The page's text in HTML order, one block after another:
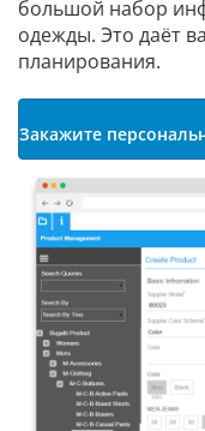
большой набор
одежды. Это даёт
планирования.
Закажите